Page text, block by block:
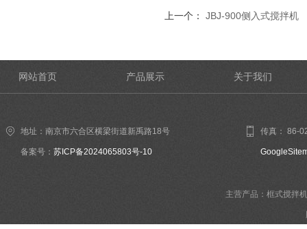
上一个： JBJ-900侧入式搅拌机
网站首页 产品展示 关于我们
地址：南京市六合区横梁街道新禹路18号
备案号： 苏ICP备2024065803号-10
传真： 86-
主营产品：框式搅拌